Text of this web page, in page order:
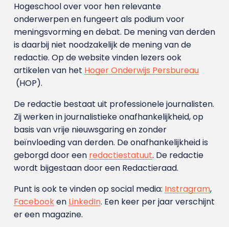
Hogeschool over voor hen relevante
onderwerpen en fungeert als podium voor
meningsvorming en debat. De mening van derden
is daarbij niet noodzakelijk de mening van de
redactie. Op de website vinden lezers ook
artikelen van het Hoger Onderwijs Persbureau
(HOP).
De redactie bestaat uit professionele journalisten.
Zij werken in journalistieke onafhankelijkheid, op
basis van vrije nieuwsgaring en zonder
beïnvloeding van derden. De onafhankelijkheid is
geborgd door een redactiestatuut. De redactie
wordt bijgestaan door een Redactieraad.
Punt is ook te vinden op social media: Instragram,
Facebooken LinkedIn. Een keer per jaar verschijnt
er een magazine.